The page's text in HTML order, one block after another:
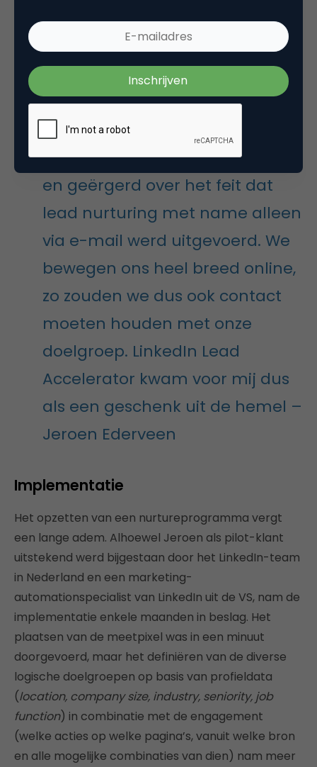
Exact, waar Ederveen destijds werkte, launching
customer voor de LinkedIn company page. Begin
2015 kreeg Ederveen de gelegenheid om de lead
accelator als een van de eerste bedrijven in
Nederland te implementeren bij OneBizz.
Ik had mij al lang verwonderd
en geërgerd over het feit dat
lead nurturing met name alleen
via e-mail werd uitgevoerd. We
bewegen ons heel breed online,
zo zouden we dus ook contact
moeten houden met onze
doelgroep. LinkedIn Lead
Accelerator kwam voor mij dus
als een geschenk uit de hemel –
Jeroen Ederveen
Implementatie
Het opzetten van een nurtureprogramma vergt
een lange adem. Alhoewel Jeroen als pilot-klant
uitstekend werd bijgestaan door het LinkedIn-team
in Nederland en een marketing-
automationspecialist van LinkedIn uit de VS, nam de
implementatie enkele maanden in beslag. Het
plaatsen van de meetpixel was in een minuut
doorgevoerd, maar het definiëren van de diverse
logische doelgroepen op basis van profieldata
(location, company size, industry, seniority, job
function) in combinatie met de engagement
(welke acties op welke pagina’s, vanuit welke bron
en alle mogelijke combinaties van dien) nam meer